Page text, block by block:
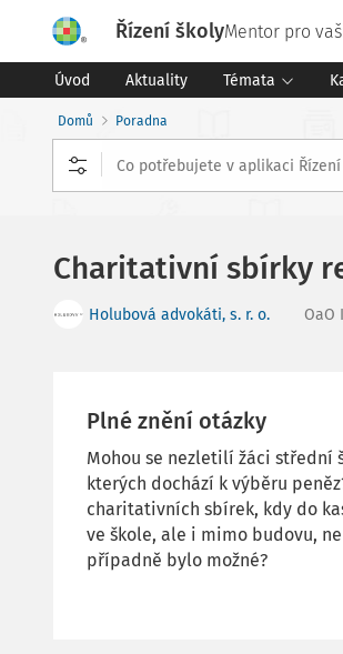
Řízení školyMentor pro
Úvod Aktuality Témata
Domů Poradna
Charitativní sbírky
Holubová advokáti, s. r. o. OaO
Plné znění otázky
Mohou se nezletilí žáci
kterých dochází k výběru
charitativních sbírek, kdy do
ve škole, ale i mimo budovu,
případně bylo možné?